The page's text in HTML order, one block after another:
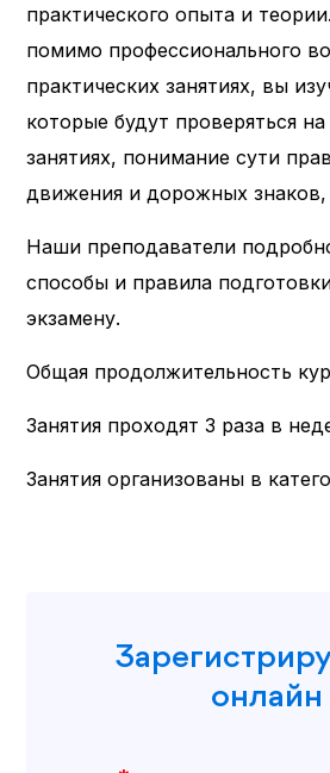
онлайн
практического опыта и
помимо профессионального
практических занятиях, вы
которые будут проверяться
занятиях, понимание сути
движения и дорожных
Наши преподаватели
способы и правила
экзамену.
Общая продолжительность
Занятия проходят 3 раза в
Занятия организованы в